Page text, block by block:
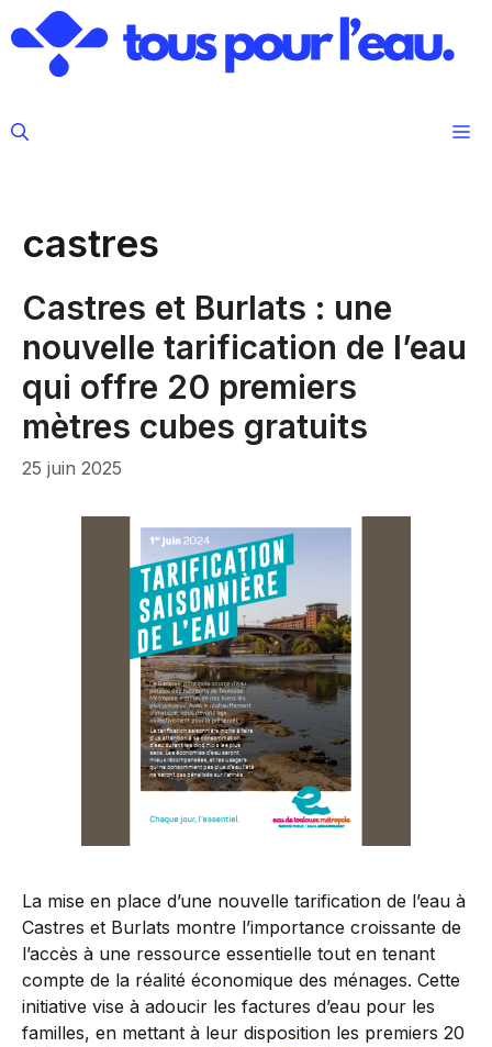
au
contenu
castres
Castres et Burlats : une
nouvelle tarification de l’eau
qui offre 20 premiers
mètres cubes gratuits
25 juin 2025
La mise en place d’une nouvelle tarification de l’eau à
Castres et Burlats montre l’importance croissante de
l’accès à une ressource essentielle tout en tenant
compte de la réalité économique des ménages. Cette
initiative vise à adoucir les factures d’eau pour les
familles, en mettant à leur disposition les premiers 20